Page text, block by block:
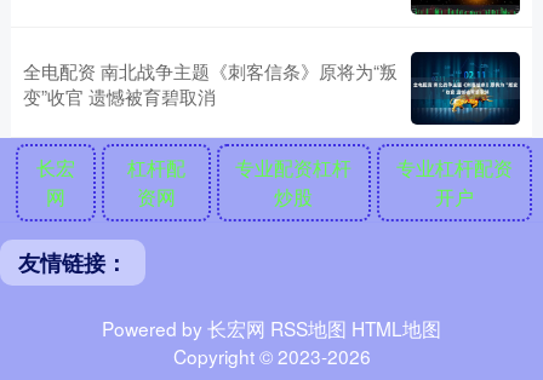
全电配资 南北战争主题《刺客信条》原将为“叛
变”收官 遗憾被育碧取消
长宏
网
杠杆配
资网
专业配资杠杆
炒股
专业杠杆配资
开户
友情链接：
Powered by 长宏网 RSS地图 HTML地图
Copyright© 2023-2026